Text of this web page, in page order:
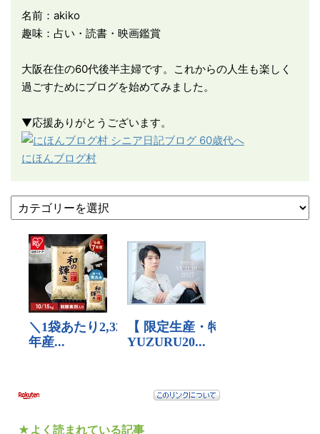
名前：akiko
趣味：占い・読書・映画鑑賞
大阪在住の60代後半主婦です。これからの人生も楽しく
過ごすためにブログを始めてみました。
▼応援ありがとうございます。
にほんブログ村
★よく読まれている記事